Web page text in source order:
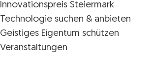
Innovationspreis Steiermark
Technologie suchen & anbieten
Geistiges Eigentum schützen
Veranstaltungen